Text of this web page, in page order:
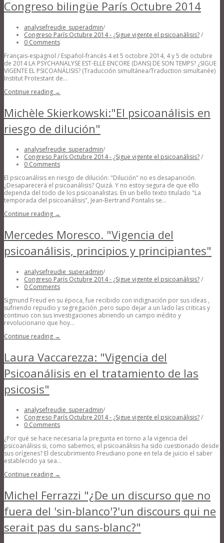
Congreso bilingüe París Octubre 2014
analysefreudie_superadmin/
Congreso París Octubre 2014 - ¿Sigue vigente el psicoanálisis?/
0 Comments
Français-espagnol / Español-francés 4 et 5 octobre 2014, 4 y 5 de octubre
de 2014 LA PSYCHANALYSE EST-ELLE ENCORE (DANS) DE SON TEMPS? ¿SIGUE
VIGENTE EL PSICOANÁLISIS? (Traducción simultánea/Traduction simultanée)
Institut Protestant de...
Continue reading →
Michèle Skierkowski:"El psicoanálisis en
riesgo de dilución"
analysefreudie_superadmin/
Congreso París Octubre 2014 - ¿Sigue vigente el psicoanálisis?/
0 Comments
El psicoanálisis en riesgo de dilución: "Dilución" no es desaparición.
¿Desaparecerá el psicoanálisis? Quizá. Y no estoy segura de que ello
dependa del todo de los psicoanalistas. En un bello texto titulado "La
temporada del psicoanálisis", Jean-Bertrand Pontalis se...
Continue reading →
Mercedes Moresco. "Vigencia del
psicoanálisis, principios y principiantes"
analysefreudie_superadmin/
Congreso París Octubre 2014 - ¿Sigue vigente el psicoanálisis?/
0 Comments
Sigmund Freud en su época, fue recibido con indignación por sus ideas ,
sufriendo repudio y segregación ,pero supo dejar a un lado las criticas y
continuo con sus investigaciones abriendo un campo inédito y
revolucionario que hoy...
Continue reading →
Laura Vaccarezza: "Vigencia del
Psicoanálisis en el tratamiento de las
psicosis"
analysefreudie_superadmin/
Congreso París Octubre 2014 - ¿Sigue vigente el psicoanálisis?/
0 Comments
¿Por qué se hace necesaria la pregunta en torno a la vigencia del
psicoanálisis si, como sabemos, el psicoanálisis ha sido cuestionado desde
sus orígenes? El descubrimiento Freudiano pone en tela de juicio el saber
establecido ya sea...
Continue reading →
Michel Ferrazzi "¿De un discurso que no
fuera del 'sin-blanco'?'un discours qui ne
serait pas du sans-blanc?"